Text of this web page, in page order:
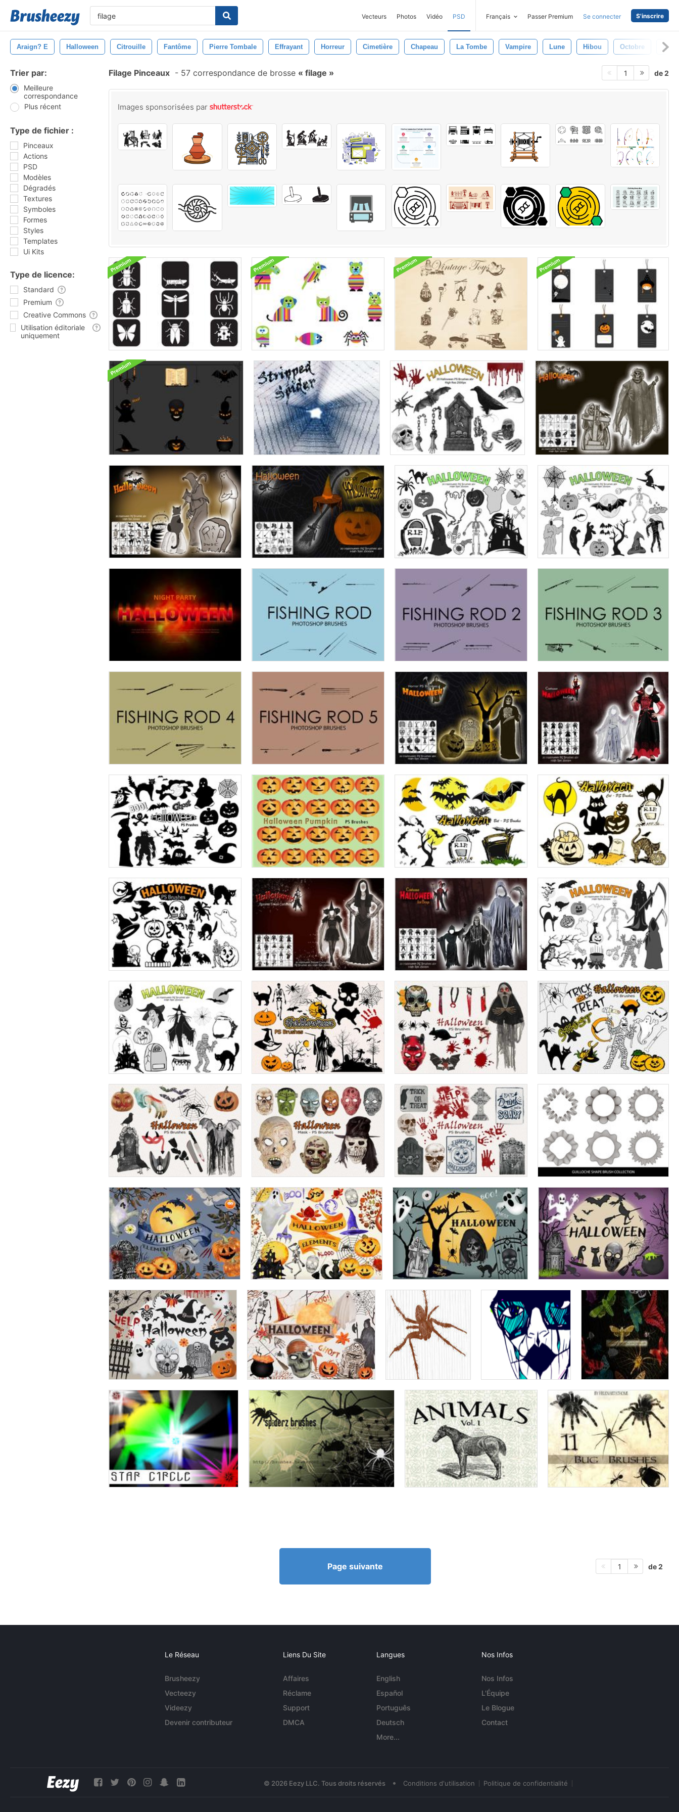
Vecteurs Photos Vidéo PSD Français Passer Premium Se connecter S'inscrire
Araign? E Halloween Citrouille Fantôme Pierre Tombale Effrayant Horreur Cimetière Chapeau La Tombe Vampire Lune Hibou Octobre
Trier par:
Meilleure
correspondance
Plus récent
Type de fichier :
Pinceaux
Actions
PSD
Modèles
Dégradés
Textures
Symboles
Formes
Styles
Templates
Ui Kits
Type de licence:
Standard
Premium
Creative Commons
Utilisation éditoriale
uniquement
Filage Pinceaux - 57 correspondance de brosse filage 1 de 2
Images sponsorisées par
Page suivante 1 de 2
Le Réseau
Brusheezy
Vecteezy
Videezy
Devenir contributeur
Liens Du Site
Affaires
Réclame
Support
DMCA
Langues
English
Español
Português
Deutsch
More...
Nos Infos
Nos Infos
L'Équipe
Le Blogue
Contact
© 2026 Eezy LLC. Tous droits réservés • Conditions d'utilisation Politique de confidentialité